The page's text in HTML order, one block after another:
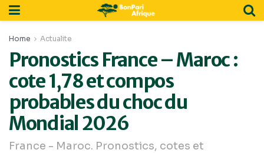
Home Actualite
Pronostics France – Maroc :
cote 1,78 et compos
probables du choc du
Mondial 2026
France - Maroc. Pronostics, cotes et